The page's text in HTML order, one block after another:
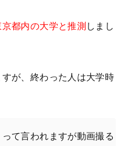
京都内の大学と推測 しまし
が、終わった人は大学時
て言われますが動画撮る